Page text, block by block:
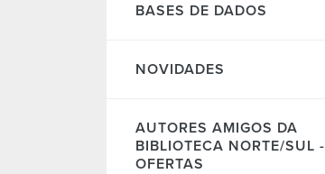
BASES DE DADOS
NOVIDADES
AUTORES AMIGOS DA
BIBLIOTECA NORTE/SUL -
OFERTAS